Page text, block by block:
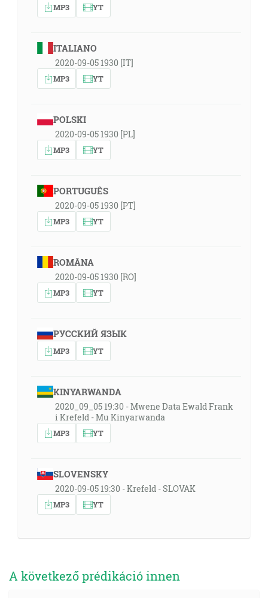
MP3 YT
ITALIANO
2020-09-05 1930 [IT]
MP3 YT
POLSKI
2020-09-05 1930 [PL]
MP3 YT
PORTUGUÊS
2020-09-05 1930 [PT]
MP3 YT
ROMÂNA
2020-09-05 1930 [RO]
MP3 YT
РУССКИЙ ЯЗЫК
MP3 YT
KINYARWANDA
2020_09_05 19:30 - Mwene Data Ewald Frank
i Krefeld - Mu Kinyarwanda
MP3 YT
SLOVENSKY
2020-09-05 19:30 - Krefeld - SLOVAK
MP3 YT
A következő prédikáció innen